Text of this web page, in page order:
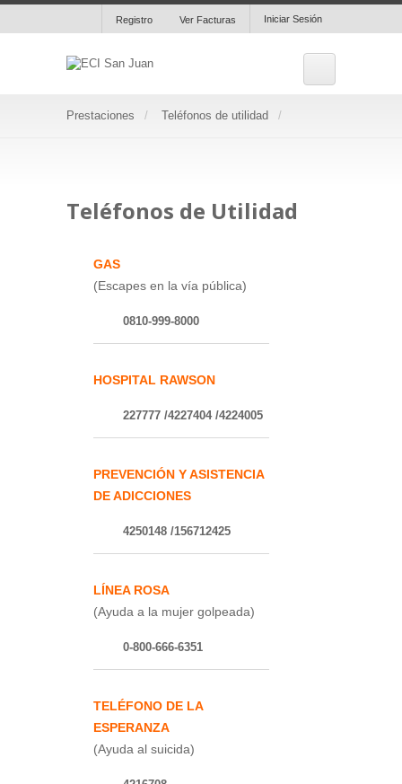
Registro Ver Facturas Iniciar Sesión
Prestaciones Teléfonos de utilidad
Teléfonos de Utilidad
GAS
(Escapes en la vía pública)
0810-999-8000
HOSPITAL RAWSON
227777 /4227404 /4224005
PREVENCIÓN Y ASISTENCIA
DE ADICCIONES
4250148 /156712425
LÍNEA ROSA
(Ayuda a la mujer golpeada)
0-800-666-6351
TELÉFONO DE LA
ESPERANZA
(Ayuda al suicida)